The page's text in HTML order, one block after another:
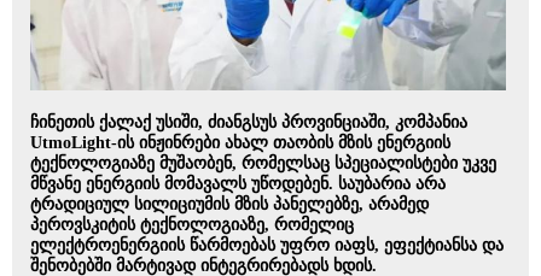
ჩინეთის ქალაქ უსიში, ძიანგსუს პროვინციაში, კომპანია
UtmoLight-ის ინჟინრები ახალ თაობის მზის ენერგიის
ტექნოლოგიაზე მუშაობენ, რომელსაც სპეციალისტები უკვე
მწვანე ენერგიის მომავალს უწოდებენ. საუბარია არა
ტრადიციულ სილიციუმის მზის პანელებზე, არამედ
პეროვსკიტის ტექნოლოგიაზე, რომელიც
ელექტროენერგიის წარმოებას უფრო იაფს, ეფექტიანსა და
შენობებში მარტივად ინტეგრირებადს ხდის.